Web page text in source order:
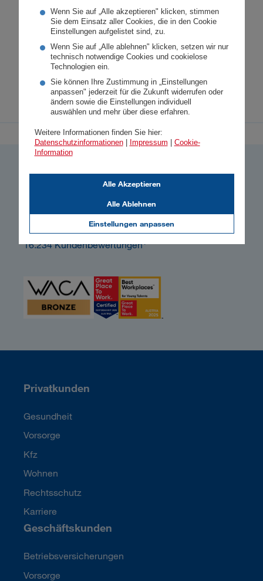
Wenn Sie auf „Alle akzeptieren" klicken, stimmen
Sie dem Einsatz aller Cookies, die in den Cookie
Einstellungen aufgelistet sind, zu.
Wenn Sie auf „Alle ablehnen" klicken, setzen wir nur
technisch notwendige Cookies und cookielose
Technologien ein.
Sie können Ihre Zustimmung in „Einstellungen
anpassen" jederzeit für die Zukunft widerrufen oder
ändern sowie die Einstellungen individuell
auswählen und mehr über diese erfahren.
Weitere Informationen finden Sie hier:
Datenschutzinformationen| Impressum
Cookie-
Information
Einstellungen anpassen
Alle Ablehnen
Alle Akzeptieren
selbstauferlegten Verpflichtungen für ein
verantwortungsvolles Versichern im Corporate
Business für den Bereich Klima können Sie hier
nachlesen.
Verantwortungsvolles Versichern
140 KB
Privatkunden
Gesundheit
Vorsorge
Kfz
Wohnen
Rechtsschutz
Karriere
Geschäftskunden
Betriebsversicherungen
Vorsorge
So bewerten uns unsere Kund:innen
Gesamtzufriedenheit
16.234 Kundenbewertungen